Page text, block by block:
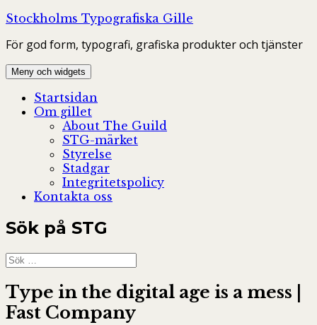
Hoppa
innehåll
Stockholms Typografiska Gille
För god form, typografi, grafiska produkter och tjänster
Meny och widgets
Startsidan
Om gillet
About The Guild
STG-märket
Styrelse
Stadgar
Integritetspolicy
Kontakta oss
Sök på STG
Sök
efter:
Type in the digital age is a mess |
Fast Company